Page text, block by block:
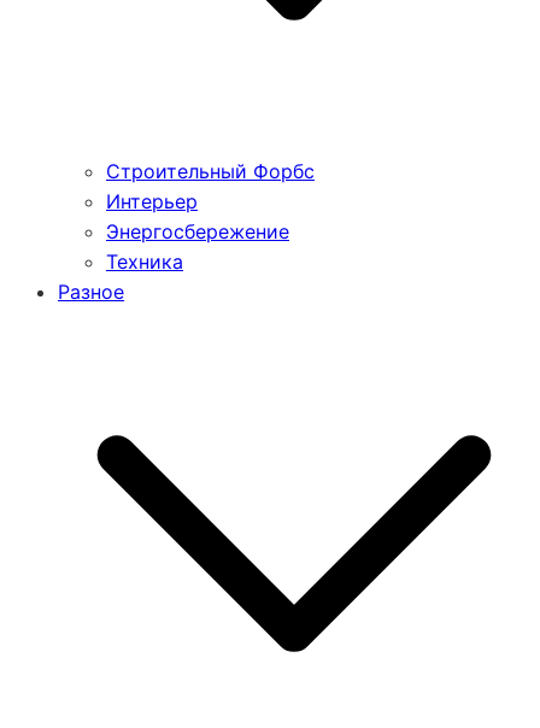
Строительный Форбс
Интерьер
Энергосбережение
Техника
Разное